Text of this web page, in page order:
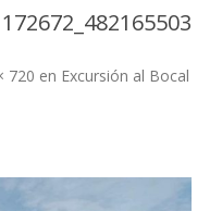
720 en Excursión al Bocal